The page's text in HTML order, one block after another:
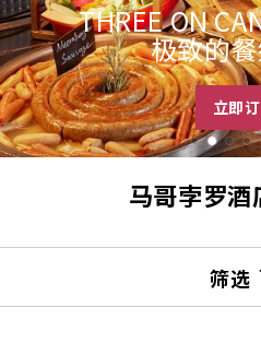
THREE ON
极致的
立即
马哥孛罗
筛选